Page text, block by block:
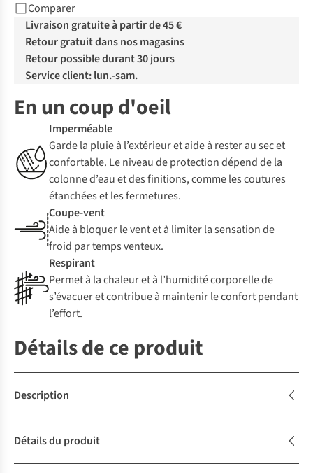
Comparer
Livraison gratuite à partir de 45 €
Retour gratuit dans nos magasins
Retour possible durant 30 jours
Service client: lun.-sam.
En un coup d'oeil
Imperméable
Garde la pluie à l’extérieur et aide à rester au sec et
confortable. Le niveau de protection dépend de la
colonne d’eau et des finitions, comme les coutures
étanchées et les fermetures.
Coupe-vent
Aide à bloquer le vent et à limiter la sensation de
froid par temps venteux.
Respirant
Permet à la chaleur et à l’humidité corporelle de
s’évacuer et contribue à maintenir le confort pendant
l’effort.
Détails de ce produit
Description
Détails du produit